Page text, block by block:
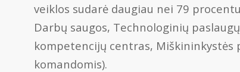
veiklos sudarė daugiau nei 79
Darbų saugos, Technologinių
kompetencijų centras, Miškininkystės
komandomis).